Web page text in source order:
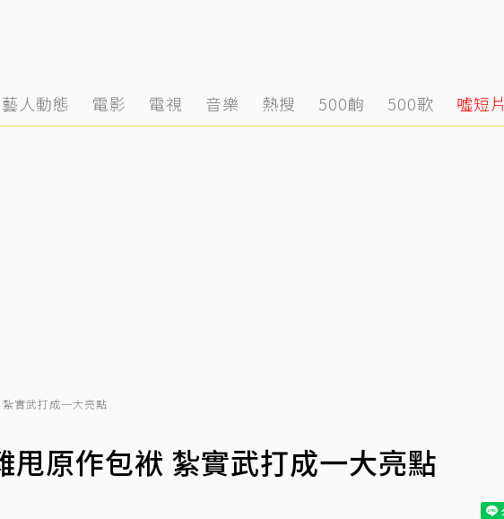
藝人動態 電影 電視 音樂 熱搜 500齣 500歌 噓短片
實武打成一大亮點
原作包袱 紮實武打成一大亮點